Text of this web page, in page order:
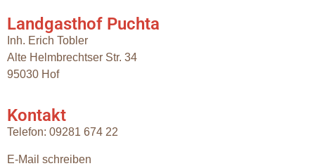
Landgasthof Puchta
Inh. Erich Tobler
Alte Helmbrechtser Str. 34
95030 Hof
Kontakt
Telefon: 09281 674 22
E-Mail schreiben